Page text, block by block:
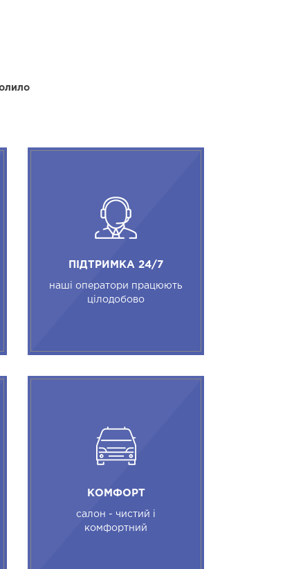
ПІДТРИМКА 24/7
наші оператори працюють
цілодобово
КОМФОРТ
салон - чистий і
комфортний